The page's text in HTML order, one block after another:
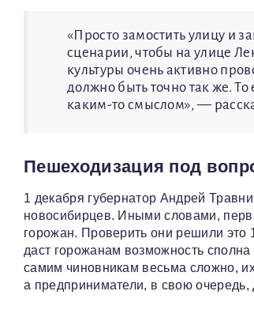
«Просто замостить улицу и
сценарии, чтобы на улице
культуры очень активно
должно быть точно так же.
каким-то смыслом», —
Пешеходизация под
1 декабря губернатор Андрей
новосибирцев. Иными словами,
горожан. Проверить они решили это
даст горожанам возможность
самим чиновникам весьма сложно,
а предприниматели, в свою